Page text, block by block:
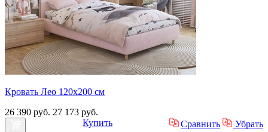
Кровать Лео 120х200 см
26 390 руб. 27 173 руб.
Купить
Сравнить
Убрать